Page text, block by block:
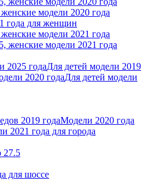
модели 2020 года
года для женщин
модели 2021 года
женские модели 2021 года
2025 годаДля детей модели 2019
2020 годаДля детей модели
2019 годаМодели 2020 года
2021 года для города
27.5
для шоссе